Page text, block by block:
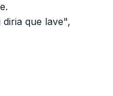
que lave",